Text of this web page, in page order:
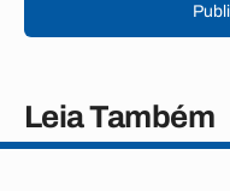
Leia Também